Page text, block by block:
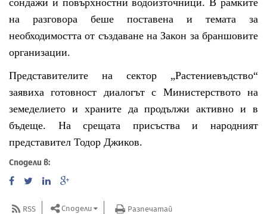
сондажи и повърхностни водоизточници. В рамките
на разговора беше поставена и темата за
необходимостта от създаване на Закон за браншовите
организации.
Представителите на сектор „Растениевъдство“
заявиха готовност диалогът с Министерството на
земеделието и храните да продължи активно и в
бъдеще. На срещата присъства и народният
представител Тодор Джиков.
Сподели в:
RSS Сподели Разпечатай